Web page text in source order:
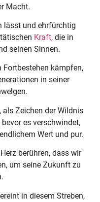
Macht.
lässt und ehrfürchtig
Kraft, die in
seinen Sinnen.
kämpfen,
in seiner
als Zeichen der Wildnis
es verschwindet,
Wert und pur.
berühren, dass wir
um seine Zukunft zu
in diesem Streben,